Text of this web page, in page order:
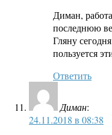
Диман,
последнюю
Гляну
пользуется
Ответить
Диман:
24.11.2018 в 08:38